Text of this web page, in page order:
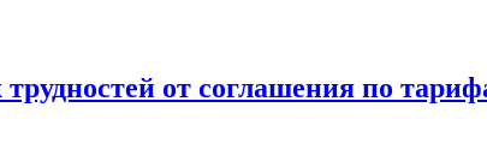
от соглашения по